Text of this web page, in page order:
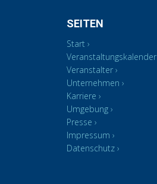
SEITEN
Start
Veranstaltungskalender
Veranstalter
Unternehmen
Karriere
Umgebung
Presse
Impressum
Datenschutz